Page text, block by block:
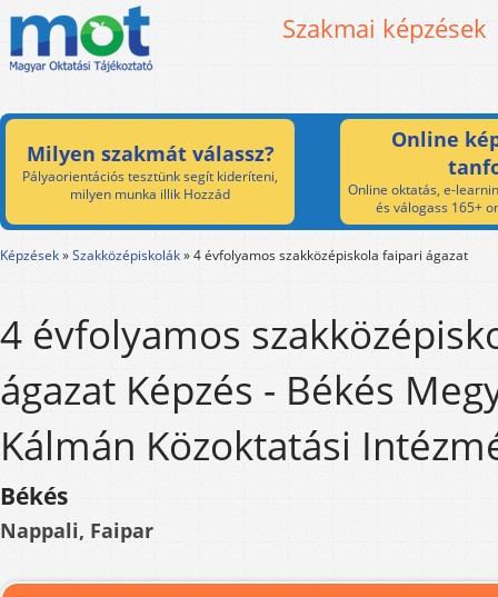
Szakmai képzések
Milyen szakmát válassz?
Pályaorientációs tesztünk segít kideríteni,
milyen munka illik Hozzád
Online
Online oktatás, e-
és válogass 165+
Képzések»Szakközépiskolák»4 évfolyamos szakközépiskola faipari ágazat
4 évfolyamos
ágazat Képzés - Békés
Kálmán Közoktatási
Békés
Nappali, Faipar